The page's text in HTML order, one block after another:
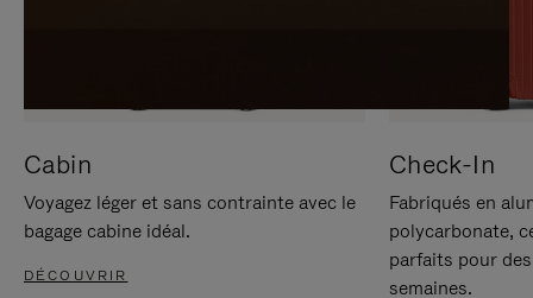
Cabin
Voyagez léger et sans contrainte avec le
bagage cabine idéal.
DÉCOUVRIR
Check-In
Fabriqués en
polycarbonate,
parfaits pour
semaines.